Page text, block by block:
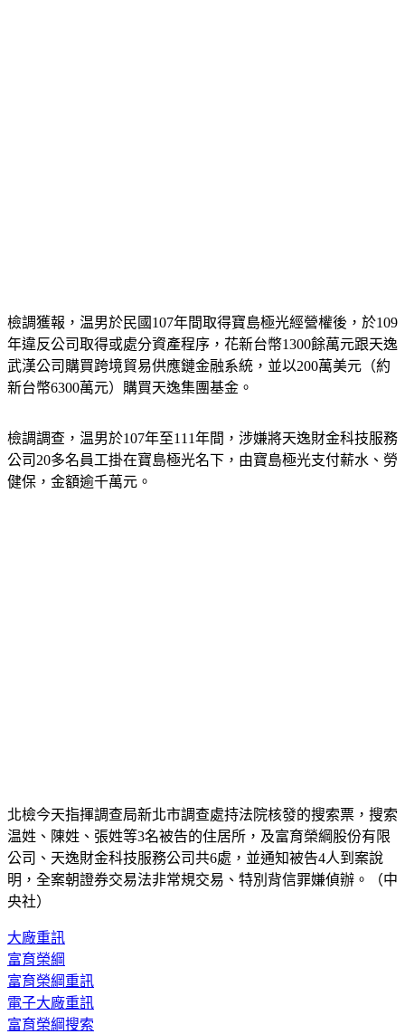
檢調獲報，温男於民國107年間取得寶島極光經營權後，於109
年違反公司取得或處分資產程序，花新台幣1300餘萬元跟天逸
武漢公司購買跨境貿易供應鏈金融系統，並以200萬美元（約
新台幣6300萬元）購買天逸集團基金。
檢調調查，温男於107年至111年間，涉嫌將天逸財金科技服務
公司20多名員工掛在寶島極光名下，由寶島極光支付薪水、勞
健保，金額逾千萬元。
北檢今天指揮調查局新北市調查處持法院核發的搜索票，搜索
温姓、陳姓、張姓等3名被告的住居所，及富育榮綱股份有限
公司、天逸財金科技服務公司共6處，並通知被告4人到案說
明，全案朝證券交易法非常規交易、特別背信罪嫌偵辦。（中
央社）
大廠重訊
富育榮綱
富育榮綱重訊
電子大廠重訊
富育榮綱搜索